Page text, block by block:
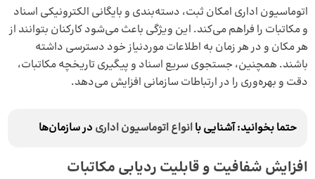
اتوماسیون اداری امکان ثبت، دسته‌بندی و بایگانی الکترونیکی اسناد
و مکاتبات را فراهم می‌کند. این ویژگی باعث می‌شود کارکنان بتوانند از
هر مکان و در هر زمان به اطلاعات موردنیاز خود دسترسی داشته
باشند. همچنین، جستجوی سریع اسناد و پیگیری تاریخچه مکاتبات،
دقت و بهره‌وری را در ارتباطات سازمانی افزایش می‌دهد.
حتما بخوانید: آشنایی باانواع اتوماسیون اداری در سازمان‌ها
افزایش شفافیت و قابلیت ردیابی مکاتبات